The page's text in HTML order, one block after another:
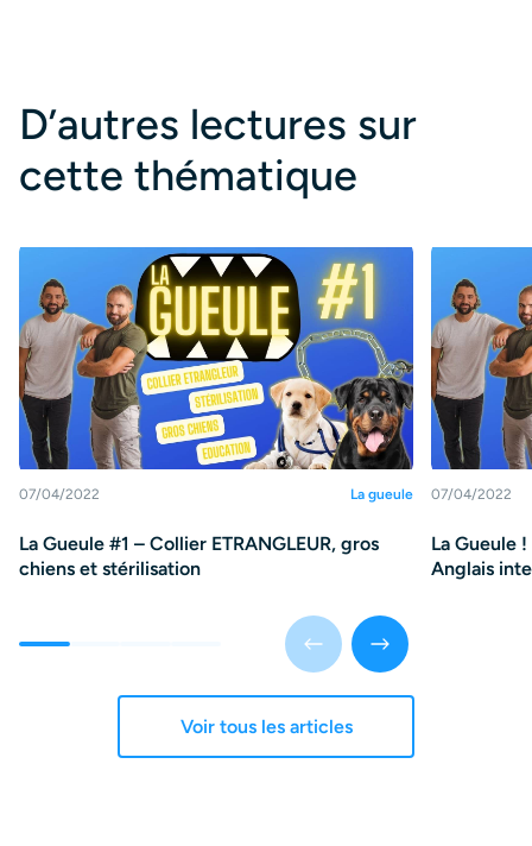
D’autres lectures sur
cette thématique
07/04/2022 La gueule
La Gueule #1 – Collier ETRANGLEUR, gros
chiens et stérilisation
07/04/2022
La Gueule
Anglais
Voir tous les articles